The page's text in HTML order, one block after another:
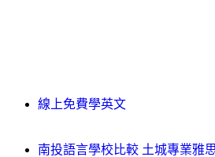
線上免費學英文
南投語言學校比較 土城專業雅